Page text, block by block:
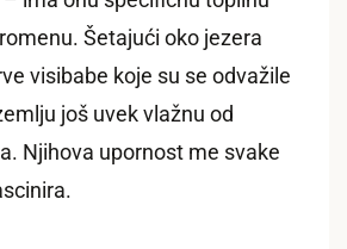
Šetajući oko jezera
visibabe koje su se odvažile
još uvek vlažnu od
Njihova upornost me svake